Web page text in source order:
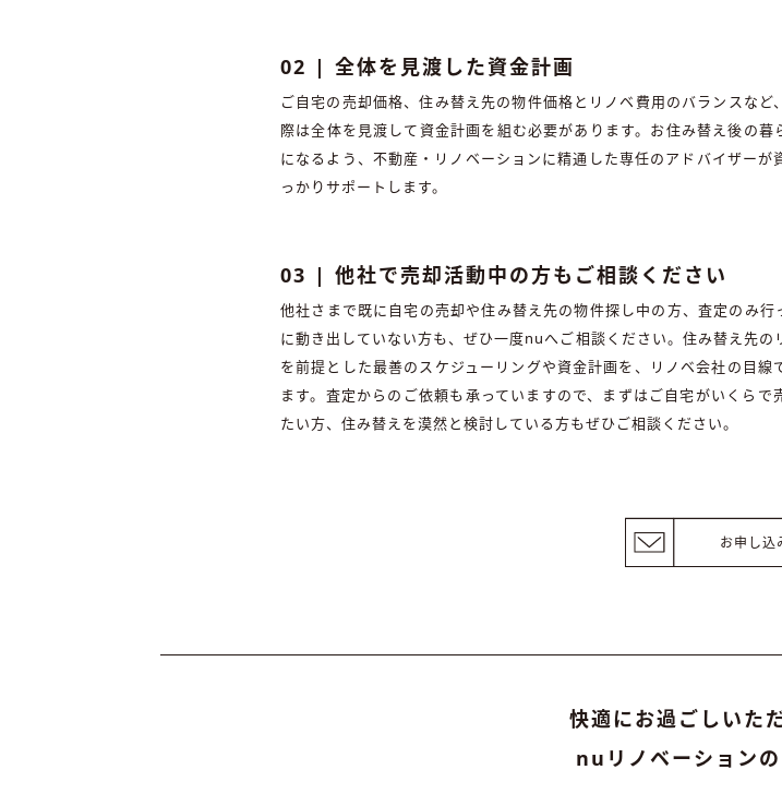
02 | 全体を見渡した資金計画
ご自宅の売却価格、住み替え先の物件価格とリノベ費用のバランスなど
際は全体を見渡して資金計画を組む必要があります。お住み替え後の暮
になるよう、不動産・リノベーションに精通した専任のアドバイザーが
っかりサポートします。
03 | 他社で売却活動中の方もご相談ください
他社さまで既に自宅の売却や住み替え先の物件探し中の方、査定のみ行
に動き出していない方も、ぜひ一度nuへご相談ください。住み替え先の
を前提とした最善のスケジューリングや資金計画を、リノベ会社の目線
ます。査定からのご依頼も承っていますので、まずはご自宅がいくらで
たい方、住み替えを漠然と検討している方もぜひご相談ください。
お申し込
快適にお過ごしいた
nuリノベーションの